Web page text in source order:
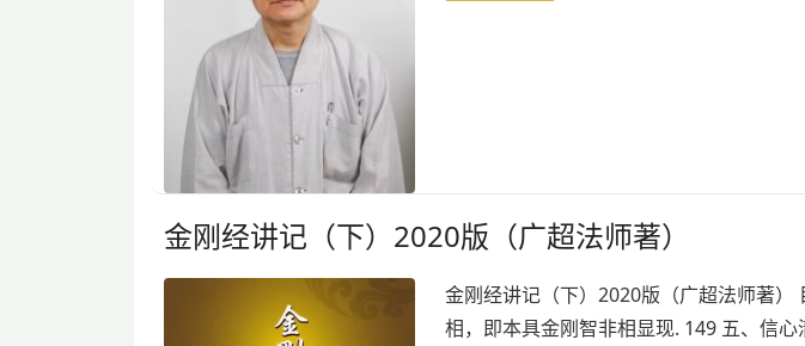
金刚经讲记（下）2020版（广超法师著）
金刚经讲记（下）2020版（广超法师著）
相，即本具金刚智非相显现. 149 五、信